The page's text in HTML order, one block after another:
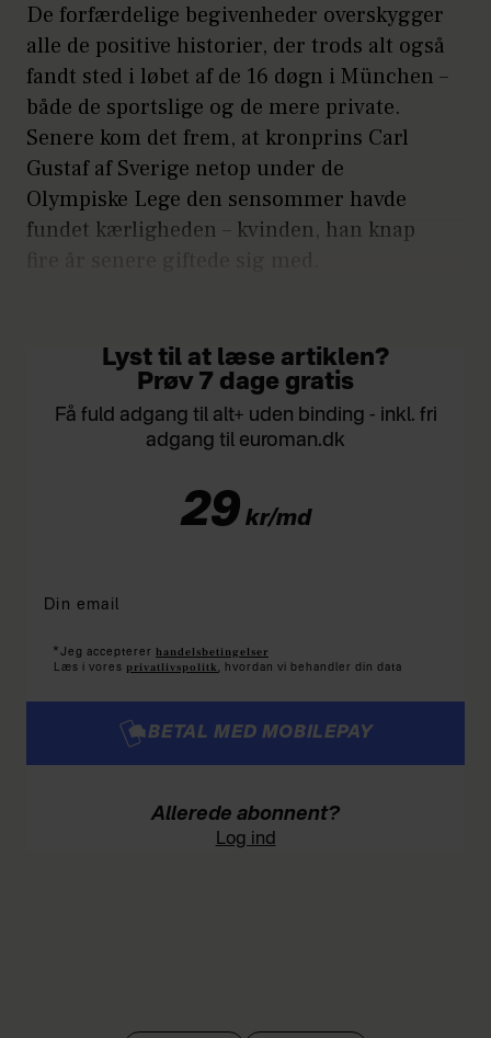
De forfærdelige begivenheder overskygger
alle de positive historier, der trods alt også
fandt sted i løbet af de 16 døgn i München –
både de sportslige og de mere private.
Senere kom det frem, at kronprins Carl
Gustaf af Sverige netop under de
Olympiske Lege den sensommer havde
fundet kærligheden – kvinden, han knap
Lyst til at læse artiklen?
Prøv 7 dage gratis
Få fuld adgang til alt+ uden binding - inkl. fri
adgang til euroman.dk
29 kr/md
* Jeg accepterer handelsbetingelser
Læs i vores privatlivspolitk , hvordan vi behandler din data
BETAL MED MOBILEPAY
Allerede abonnent?
Log ind